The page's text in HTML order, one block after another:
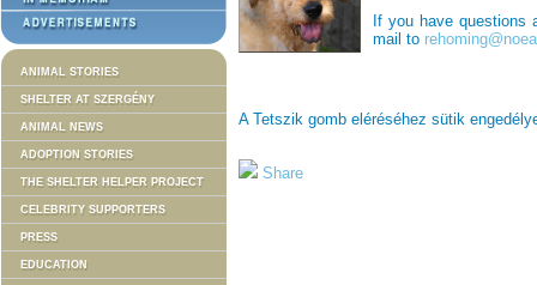
ANIMAL STORIES
SHELTER AT SZERGÉNY
ANIMAL NEWS
ADOPTION STORIES
THE SHELTER HELPER PROJECT
CELEBRITY SUPPORTERS
PRESS
EDUCATION
If you have questions
mail to
A Tetszik gomb eléréséhez sütik
Share